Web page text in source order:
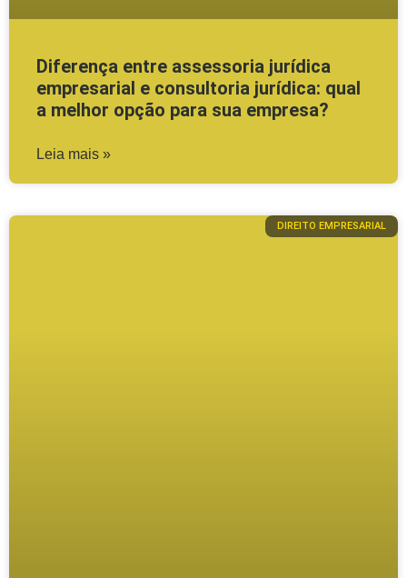
Diferença entre assessoria jurídica
empresarial e consultoria jurídica: qual
a melhor opção para sua empresa?
Leia mais »
DIREITO EMPRESARIAL